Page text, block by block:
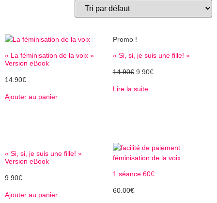
« La féminisation de la voix »
Version eBook
14.90€
Ajouter au panier
Promo !
« Si, si, je suis une fille! »
14.90€ 9.90€
Lire la suite
« Si, si, je suis une fille! »
Version eBook
9.90€
Ajouter au panier
1 séance 60€
60.00€